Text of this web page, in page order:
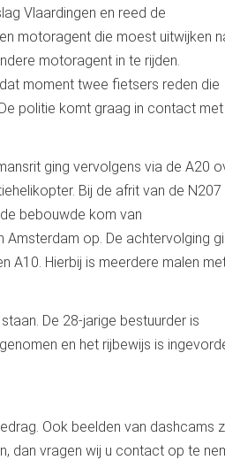
Vlaardingen en reed de
motoragent die moest uitwijken
motoragent in te rijden.
moment twee fietsers reden die
politie komt graag in contact met
ging vervolgens via de A20
Bij de afrit van de N207
bebouwde kom van
Amsterdam op. De achtervolging
A10. Hierbij is meerdere malen
De 28-jarige bestuurder is
en het rijbewijs is
Ook beelden van dashcams
dan vragen wij u contact op te